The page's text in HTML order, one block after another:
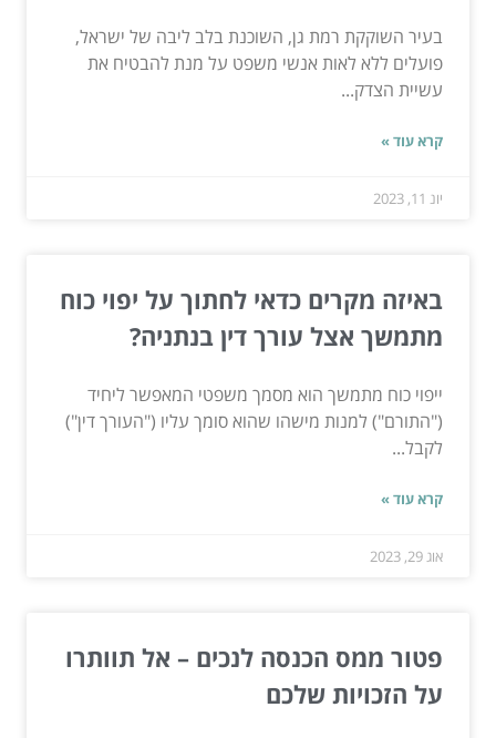
בעיר השוקקת רמת גן, השוכנת בלב ליבה של ישראל,
פועלים ללא לאות אנשי משפט על מנת להבטיח את
עשיית הצדק...
קרא עוד »
יונ 11, 2023
באיזה מקרים כדאי לחתוך על יפוי כוח
מתמשך אצל עורך דין בנתניה?
ייפוי כוח מתמשך הוא מסמך משפטי המאפשר ליחיד
("התורם") למנות מישהו שהוא סומך עליו ("העורך דין")
לקבל...
קרא עוד »
אוג 29, 2023
פטור ממס הכנסה לנכים – אל תוותרו
על הזכויות שלכם